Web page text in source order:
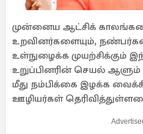
முன்னைய ஆட்சிக்
உறவினர்களையும்,
உள்நுழைக்க முயற்சிக்கும்
உறுப்பினரின் செயல் ஆளும்
மீது நம்பிக்கை இழக்க
ஊழியர்கள் தெரிவித்துள்ளமை